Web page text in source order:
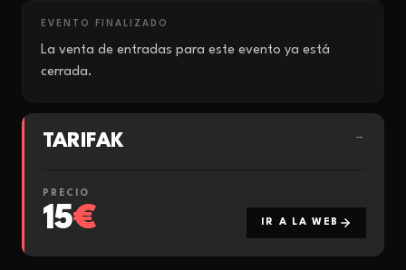
EVENTO FINALIZADO
La venta de entradas para este evento ya está
cerrada.
TARIFAK →
PRECIO
15€ IR A LA WEB